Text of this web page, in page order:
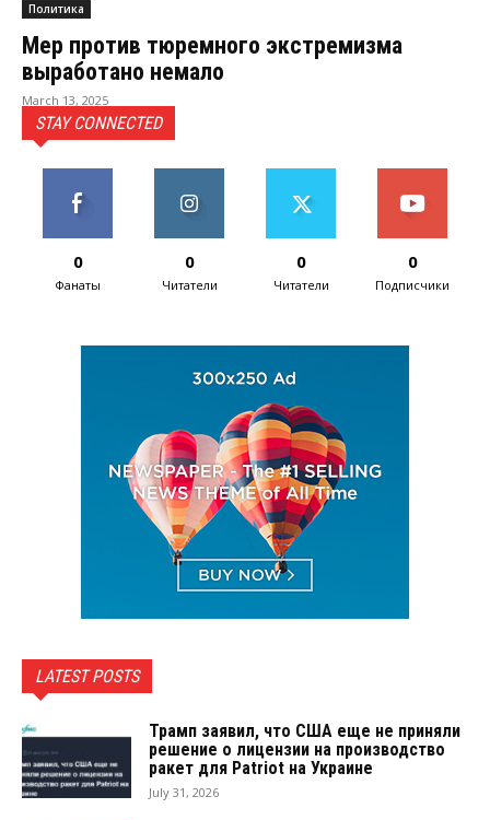
Политика
Мер против тюремного экстремизма
выработано немало
March 13, 2025
STAY CONNECTED
0
Фанаты
0
Читатели
0
Читатели
0
Подписчики
LATEST POSTS
Трамп заявил, что США еще не приняли
решение о лицензии на производство
ракет для Patriot на Украине
July 31, 2026